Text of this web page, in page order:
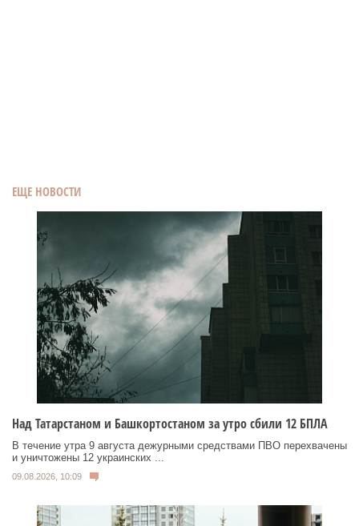
ЕЩЕ НОВОСТИ
Над Татарстаном и Башкортостаном за утро сбили 12 БПЛА
В течение утра 9 августа дежурными средствами ПВО перехвачены
и уничтожены 12 украинских ...
09.08.2026, 10:09